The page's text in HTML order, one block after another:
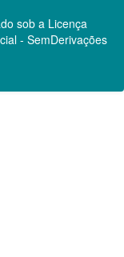
sob a Licença
- SemDerivações